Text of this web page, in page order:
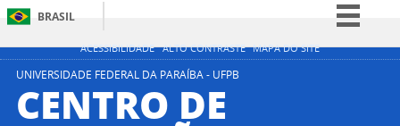
ACESSIBILIDADE ALTO CONTRASTE MAPA DO SITE
BRASIL
Simplifique!
UNIVERSIDADE FEDERAL DA PARAÍBA - UFPB
CENTRO DE